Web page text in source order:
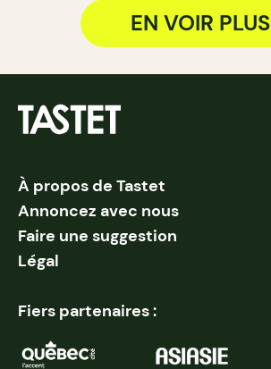
EN VOIR PLUS
À propos de Tastet
Annoncez avec nous
Faire une suggestion
Légal
Fiers partenaires :